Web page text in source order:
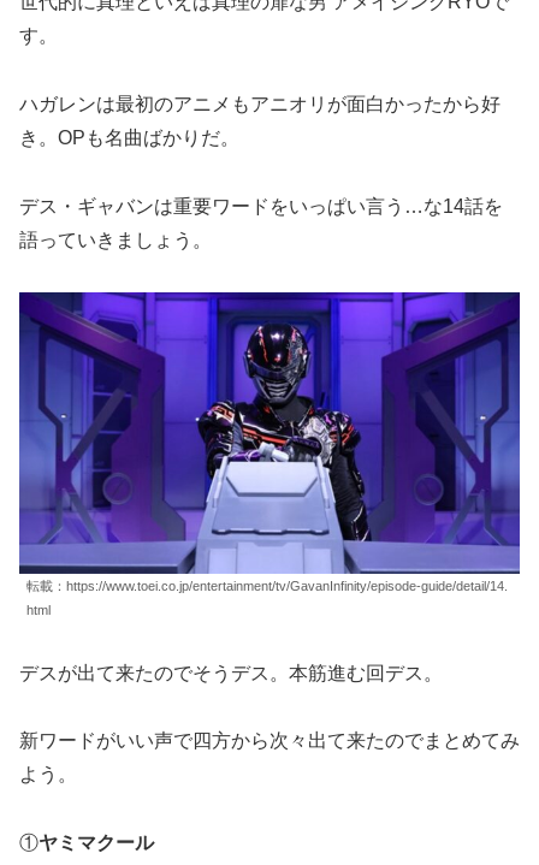
す。
ハガレンは最初のアニメもアニオリが面白かったから好
き。OPも名曲ばかりだ。
デス・ギャバンは重要ワードをいっぱい言う…な14話を
語っていきましょう。
転載：https://www.toei.co.jp/entertainment/tv/GavanInfinity/episode-guide/detail/14.
html
デスが出て来たのでそうデス。本筋進む回デス。
新ワードがいい声で四方から次々出て来たのでまとめてみ
よう。
①ヤミマクール